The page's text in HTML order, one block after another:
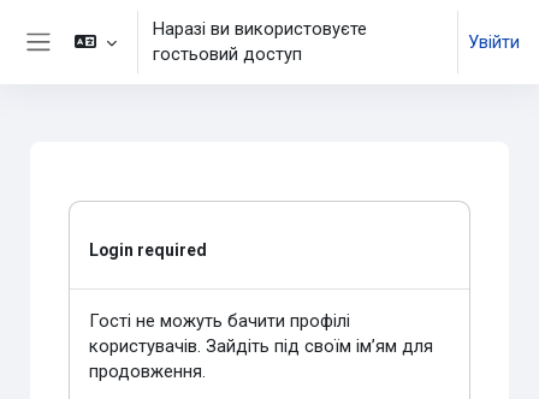
Перейти до головного вмісту
Бокова панель
Наразі ви використовуєте
гостьовий доступ
Увійти
Login required
Гості не можуть бачити профілі
користувачів. Зайдіть під своїм ім’ям для
продовження.